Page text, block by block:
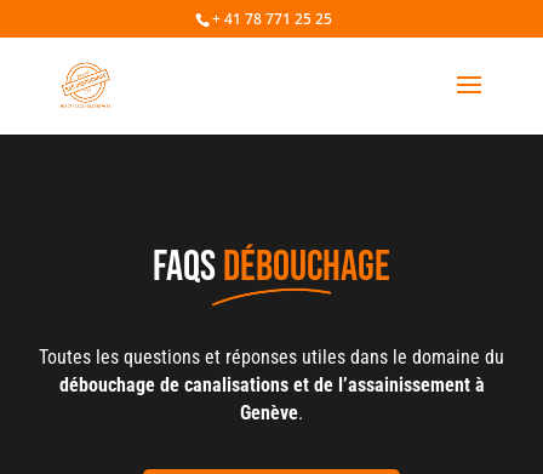
+ 41 78 771 25 25
FAQSDÉBOUCHAGE
Toutes les questions et réponses utiles dans le domaine du
débouchage de canalisations et de l’assainissement à
Genève.